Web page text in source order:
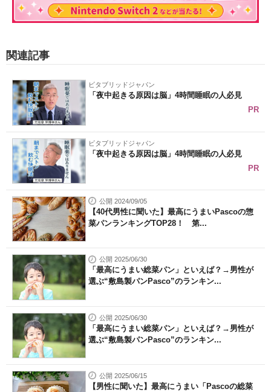
関連記事
ビタブリッドジャパン
「夜中起きる原因は脳」4時間睡眠の人必見
PR
ビタブリッドジャパン
「夜中起きる原因は脳」4時間睡眠の人必見
PR
公開 2024/09/05
【40代男性に聞いた】最高にうまいPascoの惣
菜パンランキングTOP28！ 第...
公開 2025/06/30
「最高にうまい総菜パン」といえば？→男性が
選ぶ“敷島製パンPasco”のランキン...
公開 2025/06/30
「最高にうまい総菜パン」といえば？→男性が
選ぶ“敷島製パンPasco”のランキン...
公開 2025/06/15
【男性に聞いた】最高にうまい「Pascoの総菜